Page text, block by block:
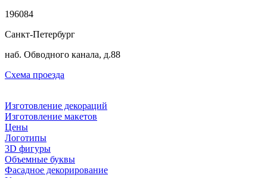
196084
Санкт-Петербург
наб. Обводного канала, д.88
Схема проезда
Изготовление декораций
Изготовление макетов
Цены
Логотипы
3D фигуры
Объемные буквы
Фасадное декорирование